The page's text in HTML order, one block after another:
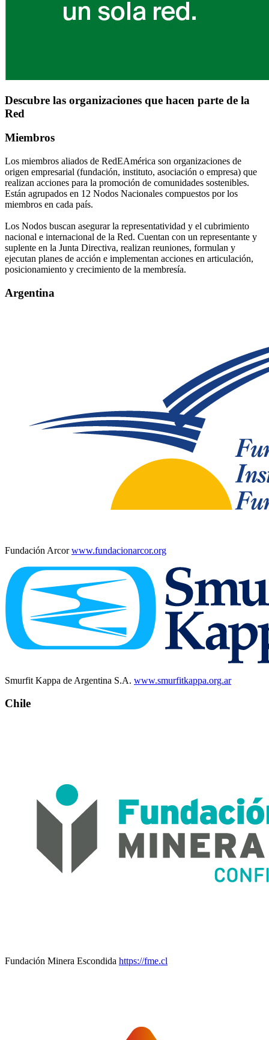
Descubre las organizaciones que hacen parte de la
Red
Miembros
Los miembros aliados de RedEAmérica son organizaciones de
origen empresarial (fundación, instituto, asociación o empresa) que
realizan acciones para la promoción de comunidades sostenibles.
Están agrupados en 12 Nodos Nacionales compuestos por los
miembros en cada país.
Los Nodos buscan asegurar la representatividad y el cubrimiento
nacional e internacional de la Red. Cuentan con un representante y
suplente en la Junta Directiva, realizan reuniones, formulan y
ejecutan planes de acción e implementan acciones en articulación,
posicionamiento y crecimiento de la membresía.
Argentina
Fundación Arcorwww.fundacionarcor.org
Smurfit Kappa de Argentina S.A. www.smurfitkappa.org.ar
Chile
Fundación Minera Escondida https://fme.cl